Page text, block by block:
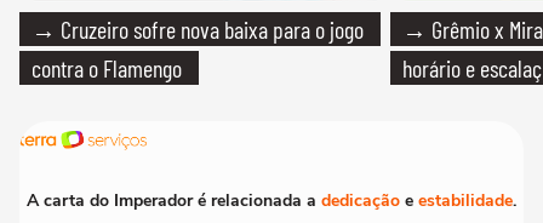
→ Cruzeiro sofre nova baixa para o jogo
contra o Flamengo
→ Grêmio x
horário e
A carta do Imperador é relacionada a dedicação e estabilidade.